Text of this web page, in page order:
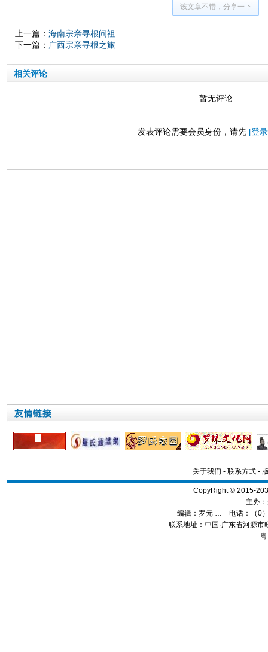
该文章不错，分享一下
上一篇： 海南宗亲寻根问祖
下一篇： 广西宗亲寻根之旅
相关评论
暂无评论
发表评论需要会员身份，请先 [登
关于我们 - 联系方式-
CopyRight © 2015-
主办：
编辑： 罗元 … 电话：（0
联系地址：中国·广东省河源